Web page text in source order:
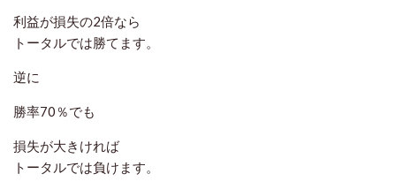
利益が損失の2倍なら
トータルでは勝てます。
逆に
勝率70％でも
損失が大きければ
トータルでは負けます。